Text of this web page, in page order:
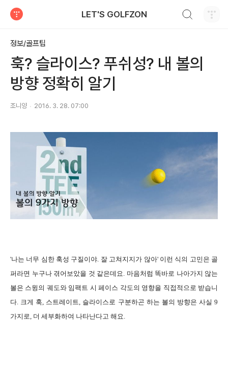
LET'S GOLFZON
정보/골프팁
훅? 슬라이스? 푸쉬성? 내 볼의
방향 정확히 알기
조니양 2016. 3. 28. 07:00
'나는 너무 심한 훅성 구질이야. 잘 고쳐지지가 않아' 이런 식의 고민은 골
퍼라면 누구나 겪어보았을 것 같은데요. 마음처럼 똑바로 나아가지 않는
볼은 스윙의 궤도와 임팩트 시 페이스 각도의 영향을 직접적으로 받습니
다. 크게 훅, 스트레이트, 슬라이스로 구분하곤 하는 볼의 방향은 사실 9
가지로, 더 세부화하여 나타난다고 해요.